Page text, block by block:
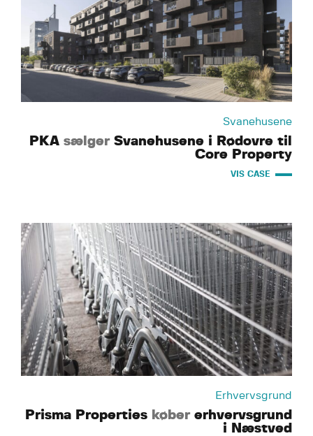
Svanehusene
PKA sælgerSvanehusene i Rødovre til
Core Property
VIS CASE
Erhvervsgrund
Prisma Properties købererhvervsgrund
i Næstved